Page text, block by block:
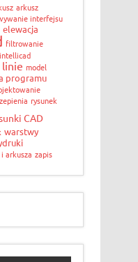
arkusz
interfejsu
elewacja
filtrowanie
linie model
programu
rysunek
CAD
warstwy
arkusza zapis